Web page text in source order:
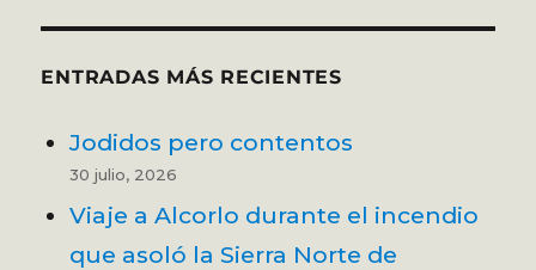
ENTRADAS MÁS RECIENTES
Jodidos pero contentos
30 julio, 2026
Viaje a Alcorlo durante el incendio
que asoló la Sierra Norte de